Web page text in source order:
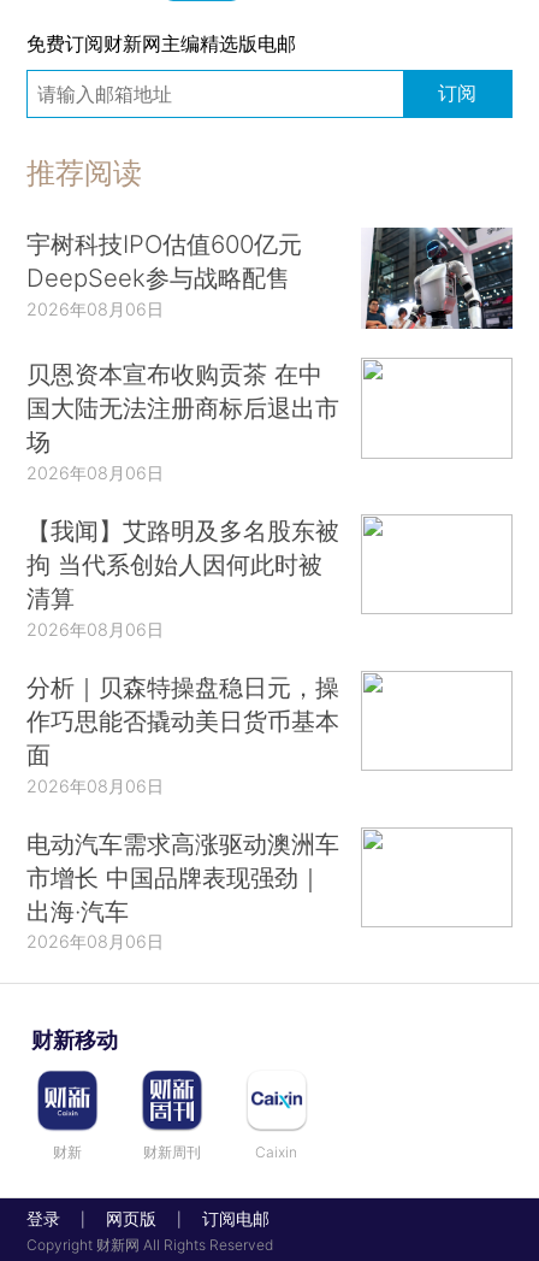
免费订阅财新网主编精选版电邮
订阅
推荐阅读
宇树科技IPO估值600亿元
DeepSeek参与战略配售
2026年08月06日
贝恩资本宣布收购贡茶 在中
国大陆无法注册商标后退出市
场
2026年08月06日
【我闻】艾路明及多名股东被
拘 当代系创始人因何此时被
清算
2026年08月06日
分析｜贝森特操盘稳日元，操
作巧思能否撬动美日货币基本
面
2026年08月06日
电动汽车需求高涨驱动澳洲车
市增长 中国品牌表现强劲｜
出海·汽车
2026年08月06日
财新移动
财新 财新周刊 Caixin
登录 网页版 订阅电邮
Copyright 财新网 All Rights Reserved